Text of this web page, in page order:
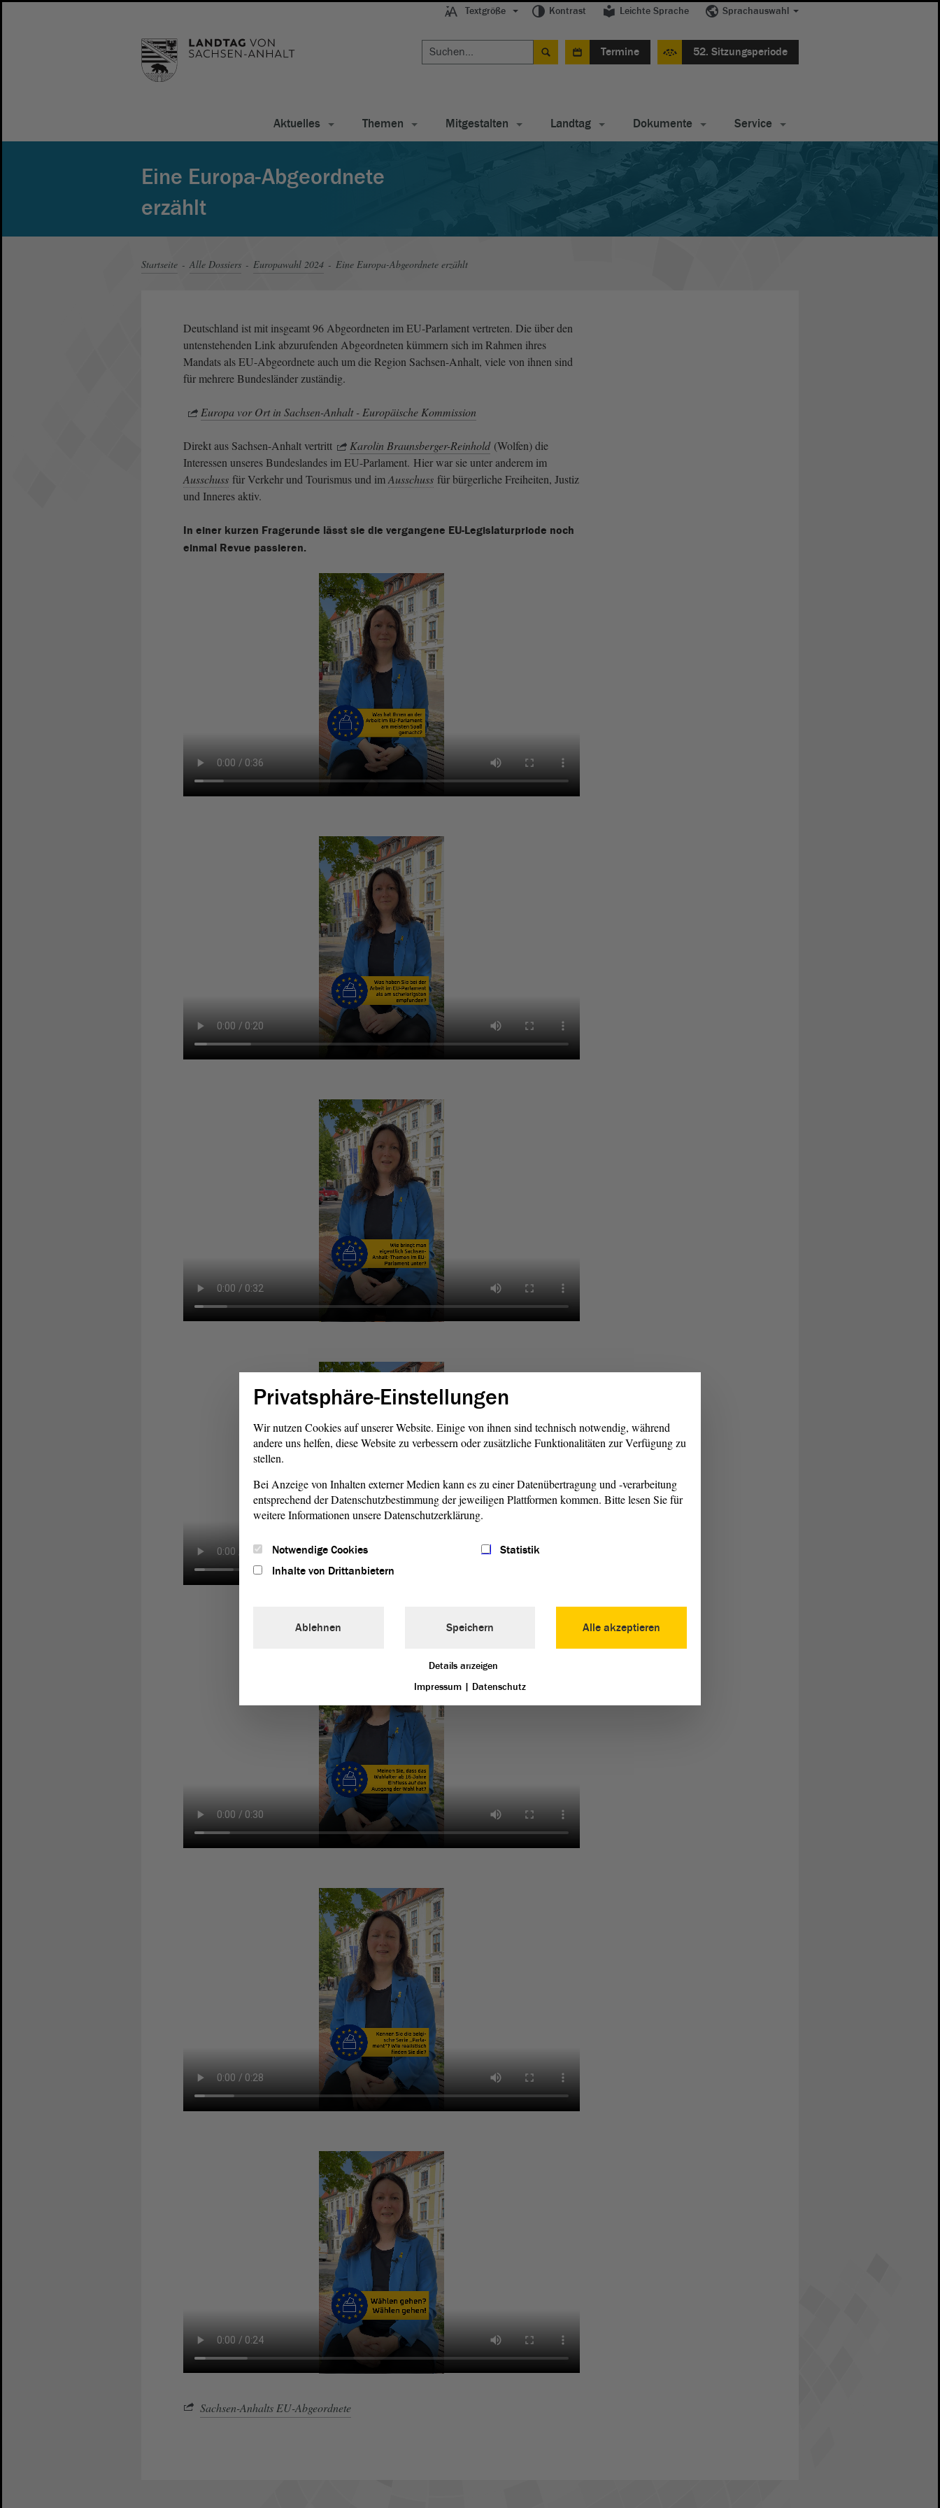
Textgröße Kontrast Leichte Sprache Sprachauswahl
Termine 52. Sitzungsperiode
Aktuelles Themen Mitgestalten Landtag Dokumente Service
Eine Europa-Abgeordnete
erzählt
Startseite Alle Dossiers Europawahl 2024 Eine Europa-Abgeordnete erzählt
Deutschland ist mit insgeamt 96 Abgeordneten im EU-Parlament vertreten. Die über den
untenstehenden Link abzurufenden Abgeordneten kümmern sich im Rahmen ihres
Mandats als EU-Abgeordnete auch um die Region Sachsen-Anhalt, viele von ihnen sind
für mehrere Bundesländer zuständig.
Europa vor Ort in Sachsen-Anhalt - Europäische Kommission
Direkt aus Sachsen-Anhalt vertritt Karolin Braunsberger-Reinhold (Wolfen) die
Interessen unseres Bundeslandes im EU-Parlament. Hier war sie unter anderem im
Ausschuss für Verkehr und Tourismus und imAusschuss für bürgerliche Freiheiten, Justiz
und Inneres aktiv.
In einer kurzen Fragerunde lässt sie die vergangene EU-Legislaturpriode noch
einmal Revue passieren.
Sachsen-Anhalts EU-Abgeordnete
Privatsphäre-Einstellungen
Wir nutzen Cookies auf unserer Website. Einige von ihnen sind technisch notwendig, während
andere uns helfen, diese Website zu verbessern oder zusätzliche Funktionalitäten zur Verfügung zu
stellen.
Bei Anzeige von Inhalten externer Medien kann es zu einer Datenübertragung und -verarbeitung
entsprechend der Datenschutzbestimmung der jeweiligen Plattformen kommen. Bitte lesen Sie für
weitere Informationen unsere Datenschutzerklärung.
Notwendige Cookies
Statistik
Inhalte von Drittanbietern
Alle akzeptieren
Ablehnen Speichern
Details anzeigen
Impressum | Datenschutz